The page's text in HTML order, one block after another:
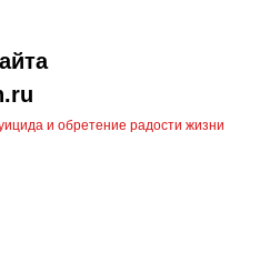
и обретение радости жизни